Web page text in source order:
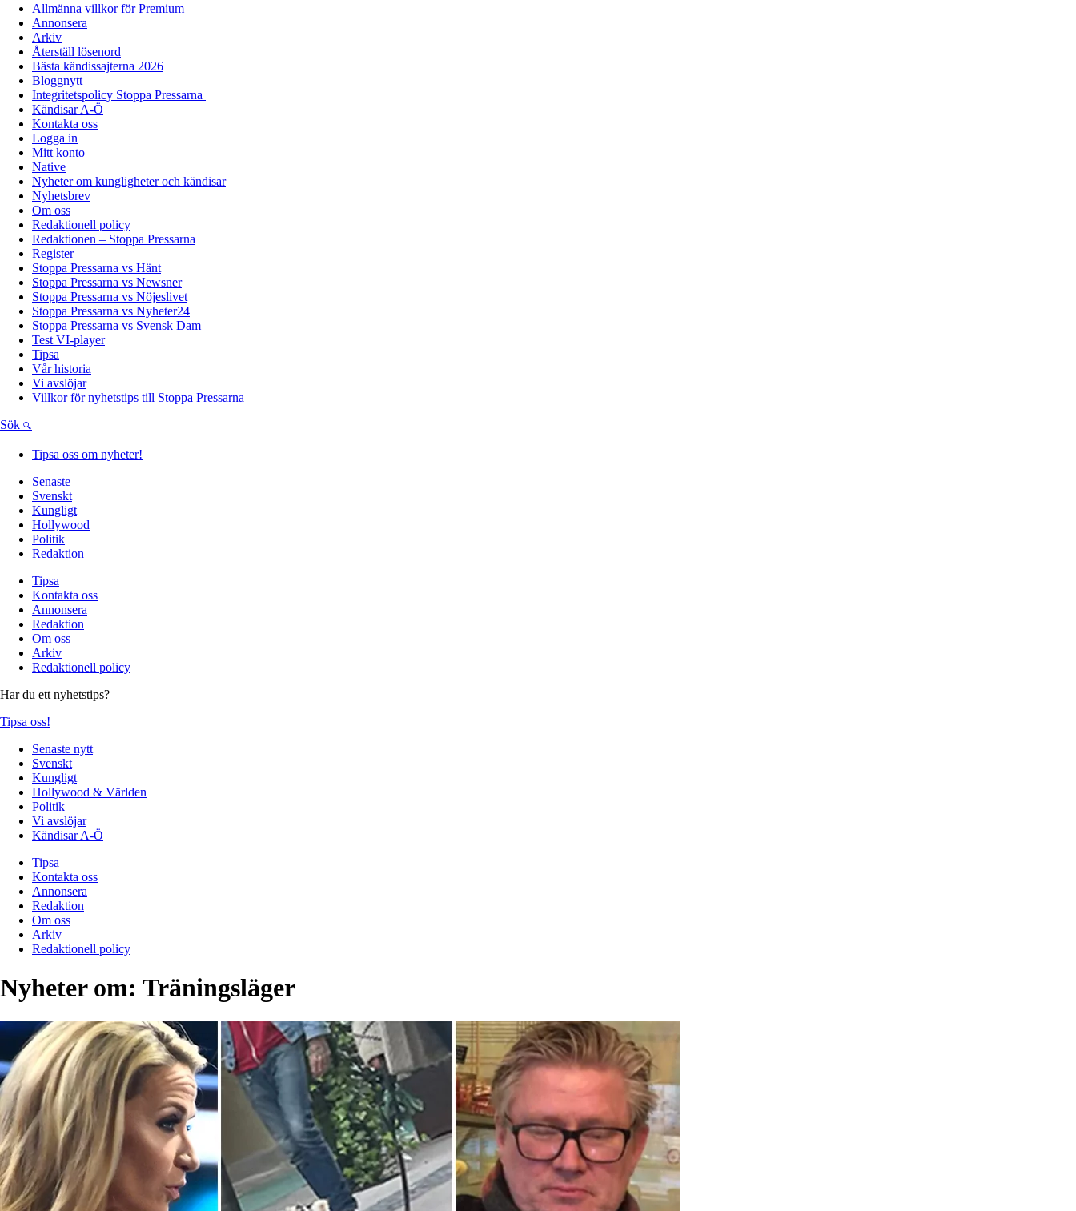
Allmänna villkor för Premium
Annonsera
Arkiv
Återställ lösenord
Bästa kändissajterna 2026
Bloggnytt
Integritetspolicy Stoppa Pressarna
Kändisar A-Ö
Kontakta oss
Logga in
Mitt konto
Native
Nyheter om kungligheter och kändisar
Nyhetsbrev
Om oss
Redaktionell policy
Redaktionen – Stoppa Pressarna
Register
Stoppa Pressarna vs Hänt
Stoppa Pressarna vs Newsner
Stoppa Pressarna vs Nöjeslivet
Stoppa Pressarna vs Nyheter24
Stoppa Pressarna vs Svensk Dam
Test VI-player
Tipsa
Vår historia
Vi avslöjar
Villkor för nyhetstips till Stoppa Pressarna
Sök
Tipsa oss om nyheter!
Senaste
Svenskt
Kungligt
Hollywood
Politik
Redaktion
Tipsa
Kontakta oss
Annonsera
Redaktion
Om oss
Arkiv
Redaktionell policy
Har du ett nyhetstips?
Tipsa oss!
Senaste nytt
Svenskt
Kungligt
Hollywood & Världen
Politik
Vi avslöjar
Kändisar A-Ö
Tipsa
Kontakta oss
Annonsera
Redaktion
Om oss
Arkiv
Redaktionell policy
Nyheter om: Träningsläger